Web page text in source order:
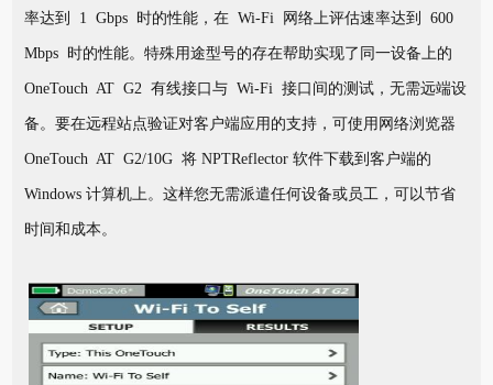
率达到 1 Gbps 时的性能，在 Wi-Fi 网络上评估速率达到 600
Mbps 时的性能。特殊用途型号的存在帮助实现了同一设备上的
OneTouch AT G2 有线接口与 Wi-Fi 接口间的测试，无需远端设
备。要在远程站点验证对客户端应用的支持，可使用网络浏览器
OneTouch AT G2/10G 将 NPTReflector 软件下载到客户端的
Windows 计算机上。这样您无需派遣任何设备或员工，可以节省
时间和成本。